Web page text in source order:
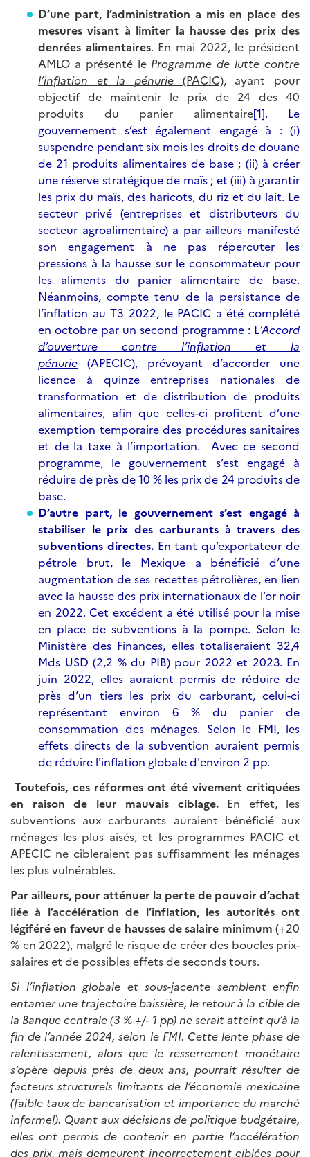
D’une part, l’administration a mis en place des
mesures visant à limiter la hausse des prix des
denrées alimentaires. En mai 2022, le président
AMLO a présenté le Programme de lutte contre
l’inflation et la pénurie (PACIC), ayant pour
objectif de maintenir le prix de 24 des 40
produits du panier alimentaire[1]. Le
gouvernement s’est également engagé à : (i)
suspendre pendant six mois les droits de douane
de 21 produits alimentaires de base ; (ii) à créer
une réserve stratégique de maïs ; et (iii) à garantir
les prix du maïs, des haricots, du riz et du lait. Le
secteur privé (entreprises et distributeurs du
secteur agroalimentaire) a par ailleurs manifesté
son engagement à ne pas répercuter les
pressions à la hausse sur le consommateur pour
les aliments du panier alimentaire de base.
Néanmoins, compte tenu de la persistance de
l’inflation au T3 2022, le PACIC a été complété
en octobre par un second programme : L’Accord
d’ouverture contre l’inflation et la
pénurie (APECIC), prévoyant d’accorder une
licence à quinze entreprises nationales de
transformation et de distribution de produits
alimentaires, afin que celles-ci profitent d’une
exemption temporaire des procédures sanitaires
et de la taxe à l’importation. Avec ce second
programme, le gouvernement s’est engagé à
réduire de près de 10 % les prix de 24 produits de
base.
D’autre part, le gouvernement s’est engagé à
stabiliser le prix des carburants à travers des
subventions directes. En tant qu’exportateur de
pétrole brut, le Mexique a bénéficié d’une
augmentation de ses recettes pétrolières, en lien
avec la hausse des prix internationaux de l’or noir
en 2022. Cet excédent a été utilisé pour la mise
en place de subventions à la pompe. Selon le
Ministère des Finances, elles totaliseraient 32,4
Mds USD (2,2 % du PIB) pour 2022 et 2023. En
juin 2022, elles auraient permis de réduire de
près d’un tiers les prix du carburant, celui-ci
représentant environ 6 % du panier de
consommation des ménages. Selon le FMI, les
effets directs de la subvention auraient permis
de réduire l'inflation globale d'environ 2 pp.
Toutefois, ces réformes ont été vivement critiquées
en raison de leur mauvais ciblage.En effet, les
subventions aux carburants auraient bénéficié aux
ménages les plus aisés, et les programmes PACIC et
APECIC ne cibleraient pas suffisamment les ménages
les plus vulnérables.
Par ailleurs, pour atténuer la perte de pouvoir d’achat
liée à l’accélération de l’inflation, les autorités ont
légiféré en faveur de hausses de salaire minimum (+20
% en 2022), malgré le risque de créer des boucles prix-
salaires et de possibles effets de seconds tours.
Si l’inflation globale et sous-jacente semblent enfin
entamer une trajectoire baissière, le retour à la cible de
la Banque centrale (3 % +/- 1 pp) ne serait atteint qu’à la
fin de l’année 2024, selon le FMI. Cette lente phase de
ralentissement, alors que le resserrement monétaire
s’opère depuis près de deux ans, pourrait résulter de
facteurs structurels limitants de l’économie mexicaine
(faible taux de bancarisation et importance du marché
informel). Quant aux décisions de politique budgétaire,
elles ont permis de contenir en partie l’accélération
des prix, mais demeurent incorrectement ciblées pour